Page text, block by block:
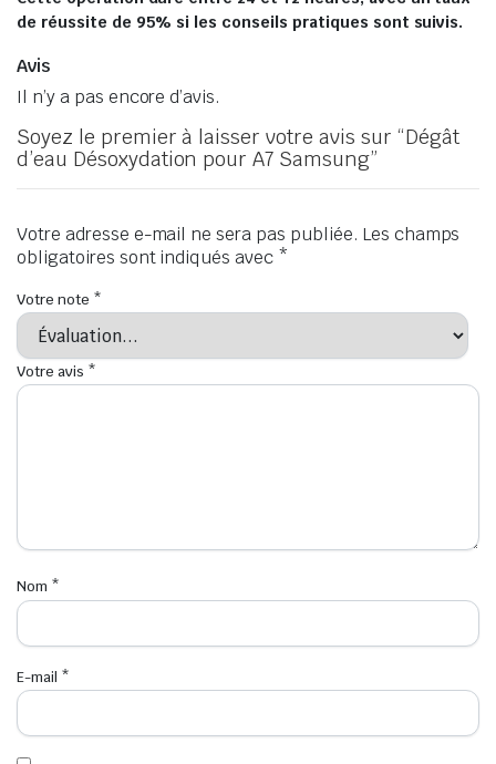
de réussite de 95% si les conseils pratiques sont suivis.
Avis
Il n’y a pas encore d’avis.
Soyez le premier à laisser votre avis sur “Dégât
d’eau Désoxydation pour A7 Samsung”
Votre adresse e-mail ne sera pas publiée. Les champs
obligatoires sont indiqués avec *
Votre note *
Votre avis *
Nom *
E-mail *